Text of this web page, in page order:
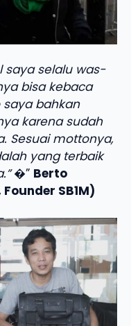
saya selalu was-
bisa kebaca
bahkan
karena sudah
Sesuai mottonya,
yang terbaik
�” Berto
SB1M)